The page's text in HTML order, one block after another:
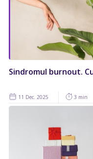
Sindromul burnout.
11 Dec. 2025 3 min